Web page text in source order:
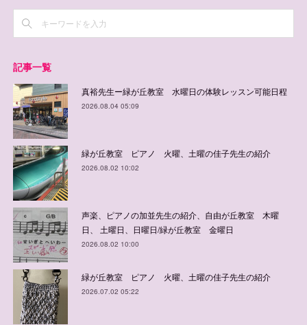
記事一覧
真裕先生ー緑が丘教室 水曜日の体験レッスン可能日程
2026.08.04 05:09
緑が丘教室 ピアノ 火曜、土曜の佳子先生の紹介
2026.08.02 10:02
声楽、ピアノの加並先生の紹介、自由が丘教室 木曜
日、 土曜日、日曜日/緑が丘教室 金曜日
2026.08.02 10:00
緑が丘教室 ピアノ 火曜、土曜の佳子先生の紹介
2026.07.02 05:22